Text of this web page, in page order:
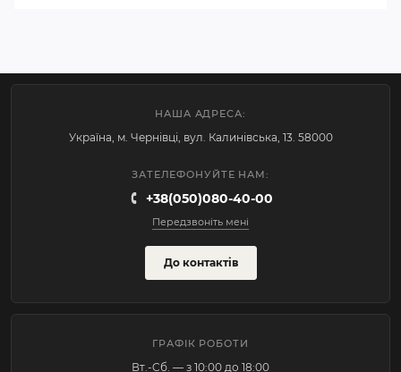
НАША АДРЕСА:
Україна, м. Чернівці, вул. Калинівська, 13. 58000
ЗАТЕЛЕФОНУЙТЕ НАМ:
+38(050)080-40-00
Передзвоніть мені
До контактів
ГРАФІК РОБОТИ
Вт.-Cб. — з 10:00 до 18:00